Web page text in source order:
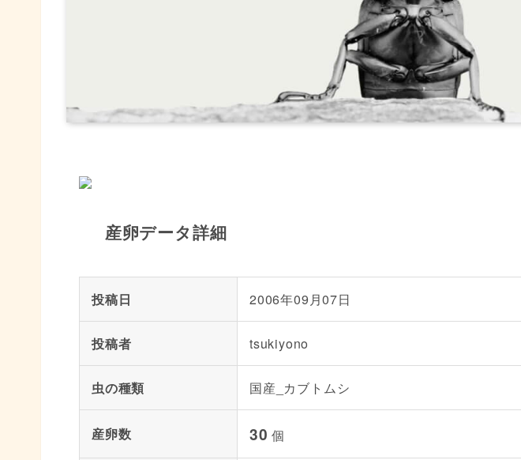
産卵データ詳細
投稿日 2006年09月07日
投稿者 tsukiyono
虫の種類 国産_カブトムシ
産卵数 30 個